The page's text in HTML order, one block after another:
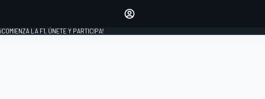
INICIAR SESIÓN
¡COMIENZA LA F1, ÚNETE Y PARTICIPA!